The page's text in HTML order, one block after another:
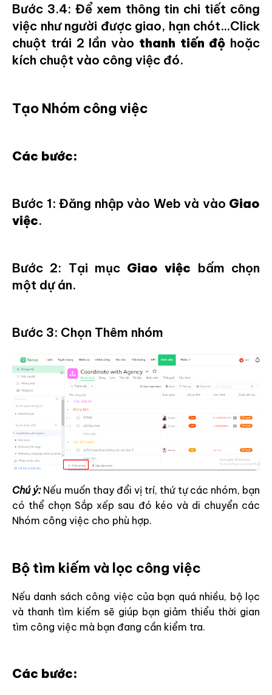
Bước 3.4: Để xem thông tin chi tiết công
việc như người được giao, hạn chót...Click
chuột trái 2 lần vào thanh tiến độ hoặc
kích chuột vào công việc đó.
Tạo Nhóm công việc
Các bước:
Bước 1: Đăng nhập vào Web và vào Giao
việc.
Bước 2: Tại mục Giao việc bấm chọn
một dự án.
Bước 3: Chọn Thêm nhóm
Chú ý:Nếu muốn thay đổi vị trí, thứ tự các nhóm, bạn
có thể chọn Sắp xếp sau đó kéo và di chuyển các
Nhóm công việc cho phù hợp.
Bộ tìm kiếm và lọc công việc
Nếu danh sách công việc của bạn quá nhiều, bộ lọc
và thanh tìm kiếm sẽ giúp bạn giảm thiểu thời gian
tìm công việc mà bạn đang cần kiểm tra.
Các bước: